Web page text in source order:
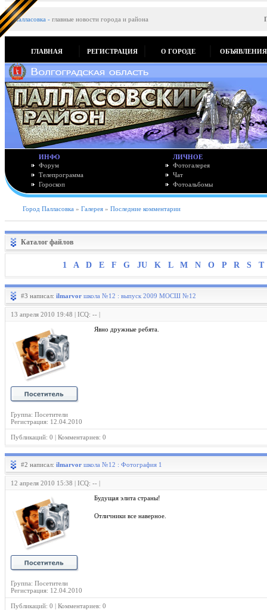
Палласовка - главные новости города и района
ГЛАВНАЯ РЕГИСТРАЦИЯ О ГОРОДЕ ОБЪЯВЛЕНИЯ
ИНФО
Форум
Телепрограмма
Гороскоп
ЛИЧНОЕ
Фотогалерея
Чат
Фотоальбомы
Город Палласовка » Галерея » Последние комментарии
Каталог файлов
1 A D E F G JU K L M N O P R S T
#3 написал: ilmarvor школа №12 : выпуск 2009 МОСШ №12
13 апреля 2010 19:48 | ICQ: -- |
Группа: Посетители
Регистрация: 12.04.2010
Явно дружные ребята.
Публикаций: 0 | Комментариев: 0
#2 написал: ilmarvor школа №12 : Фотография 1
12 апреля 2010 15:38 | ICQ: -- |
Группа: Посетители
Регистрация: 12.04.2010
Будущая элита страны!
Отличники все наверное.
Публикаций: 0 | Комментариев: 0